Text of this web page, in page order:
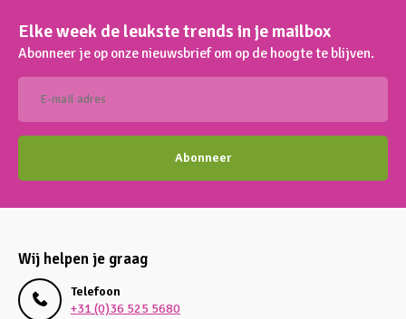
Elke week de leukste trends in je mailbox
Abonneer je op onze nieuwsbrief om op de hoogte te blijven.
Abonneer
Wij helpen je graag
Telefoon
+31 (0)36 525 5680